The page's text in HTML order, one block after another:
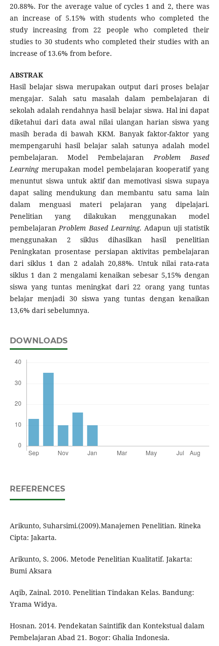
20.88%. For the average value of cycles 1 and 2, there was
an increase of 5.15% with students who completed the
study increasing from 22 people who completed their
studies to 30 students who completed their studies with an
increase of 13.6% from before.
ABSTRAK
Hasil belajar siswa merupakan output dari proses belajar
mengajar. Salah satu masalah dalam pembelajaran di
sekolah adalah rendahnya hasil belajar siswa. Hal ini dapat
diketahui dari data awal nilai ulangan harian siswa yang
masih berada di bawah KKM. Banyak faktor-faktor yang
mempengaruhi hasil belajar salah satunya adalah model
pembelajaran. Model PembelajaranProblem Based
Learningmerupakan model pembelajaran kooperatif yang
menuntut siswa untuk aktif dan memotivasi siswa supaya
dapat saling mendukung dan membantu satu sama lain
dalam menguasi materi pelajaran yang dipelajari.
Penelitian yang dilakukan menggunakan model
pembelajaranProblem Based Learning. Adapun uji statistik
menggunakan 2 siklus dihasilkan hasil penelitian
Peningkatan prosentase persiapan aktivitas pembelajaran
dari siklus 1 dan 2 adalah 20,88%. Untuk nilai rata-rata
siklus 1 dan 2 mengalami kenaikan sebesar 5,15% dengan
siswa yang tuntas meningkat dari 22 orang yang tuntas
belajar menjadi 30 siswa yang tuntas dengan kenaikan
13,6% dari sebelumnya.
DOWNLOADS
REFERENCES
Arikunto, Suharsimi.(2009).Manajemen Penelitian. Rineka
Cipta: Jakarta.
Arikunto, S. 2006. Metode Penelitian Kualitatif. Jakarta:
Bumi Aksara
Aqib, Zainal. 2010. Penelitian Tindakan Kelas. Bandung:
Yrama Widya.
Hosnan. 2014. Pendekatan Saintifik dan Kontekstual dalam
Pembelajaran Abad 21. Bogor: Ghalia Indonesia.